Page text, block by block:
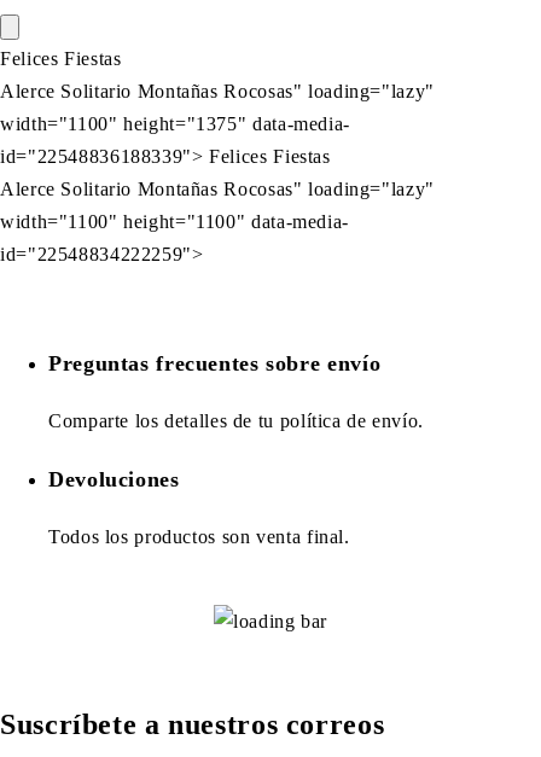
Felices Fiestas
Alerce Solitario Montañas Rocosas" loading="lazy"
width="1100" height="1375" data-media-
id="22548836188339"> Felices Fiestas
Alerce Solitario Montañas Rocosas" loading="lazy"
width="1100" height="1100" data-media-
id="22548834222259">
Preguntas frecuentes sobre envío
Comparte los detalles de tu política de envío.
Devoluciones
Todos los productos son venta final.
Suscríbete a nuestros correos